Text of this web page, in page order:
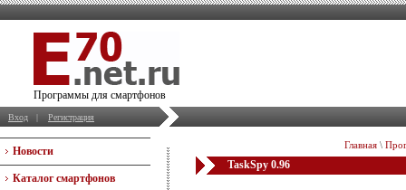
Программы для смартфонов
Вход | Регистрация
Новости
Каталог смартфонов
Главная \
TaskSpy 0.96